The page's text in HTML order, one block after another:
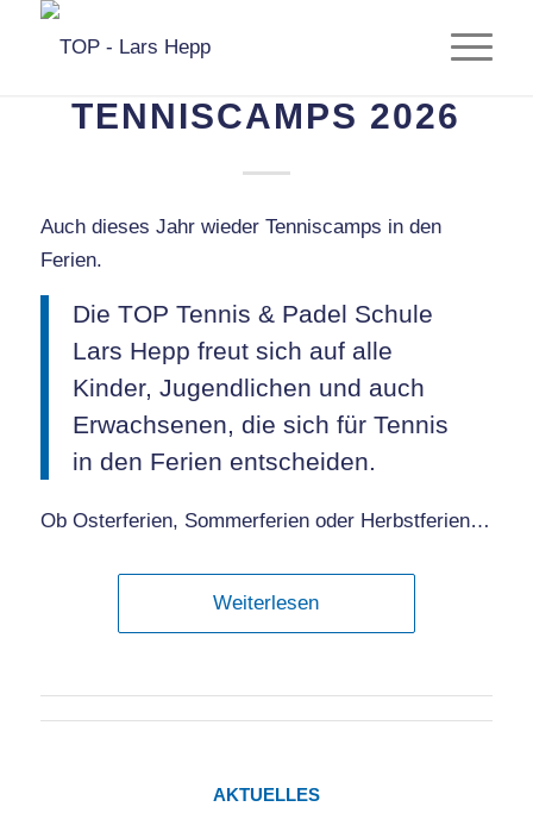
TENNISCAMPS 2026
Auch dieses Jahr wieder Tenniscamps in den
Ferien.
Die TOP Tennis & Padel Schule
Lars Hepp freut sich auf alle
Kinder, Jugendlichen und auch
Erwachsenen, die sich für Tennis
in den Ferien entscheiden.
Ob Osterferien, Sommerferien oder Herbstferien…
Weiterlesen
AKTUELLES